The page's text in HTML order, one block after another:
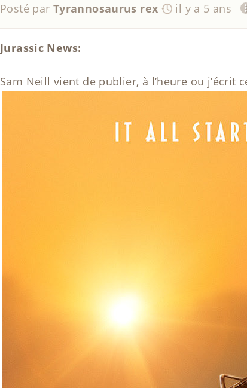
Posté par Tyrannosaurus rex il y a 5 ans
Jurassic News:
Sam Neill vient de publier, à l’heure ou j’écrit